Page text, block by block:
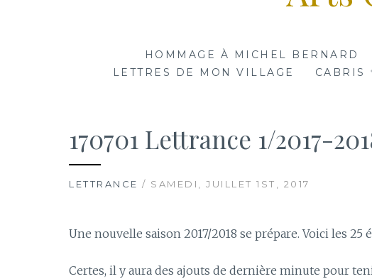
HOMMAGE À MICHEL BERNARD
LETTRES DE MON VILLAGE
CABRIS
170701 Lettrance 1/2017-
LETTRANCE / SAMEDI, JUILLET 1ST, 2017
Une nouvelle saison 2017/2018 se prépare. Voici les 25
Certes, il y aura des ajouts de dernière minute pour